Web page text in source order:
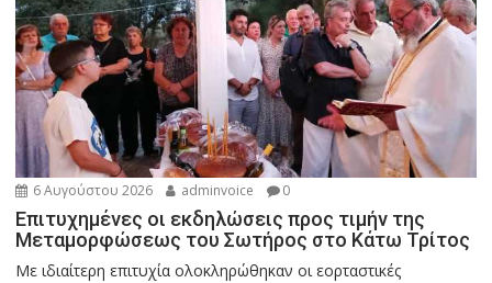
6 Αυγούστου 2026 adminvoice 0
Επιτυχημένες οι εκδηλώσεις προς τιμήν της
Μεταμορφώσεως του Σωτήρος στο Κάτω Τρίτος
Με ιδιαίτερη επιτυχία ολοκληρώθηκαν οι εορταστικές